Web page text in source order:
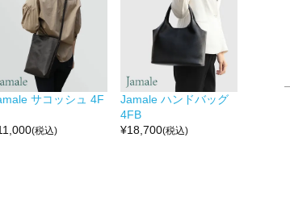
サコッシュ 4F
(税込)
Jamale ハンドバッグ
4FB
¥18,700(税込)